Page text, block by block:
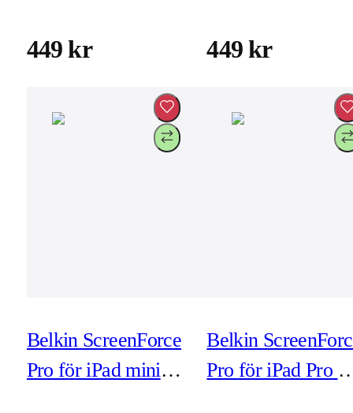
montering)
449 kr
montering)
449 kr
Belkin ScreenForce
Pro för iPad mini
Belkin
Pro för iPad Pro